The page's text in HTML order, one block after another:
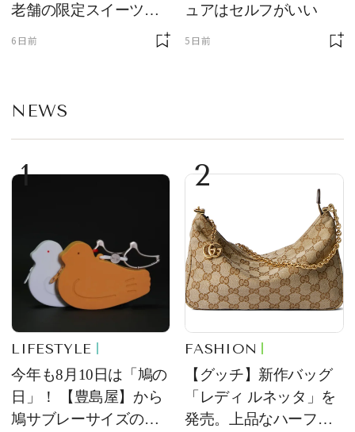
老舗の限定スイーツを
ゲット【＃SPURおやつ
6日前
ュアはセルフがいい
5日前
NEWS
1
LIFESTYLE
今年も8月10日は「鳩の
日」！ 【豊島屋】から
鳩サブレーサイズのポ
2
FASHION
【グッチ】新作バッグ
「レディ ルネッタ」を
発売。上品なハーフム